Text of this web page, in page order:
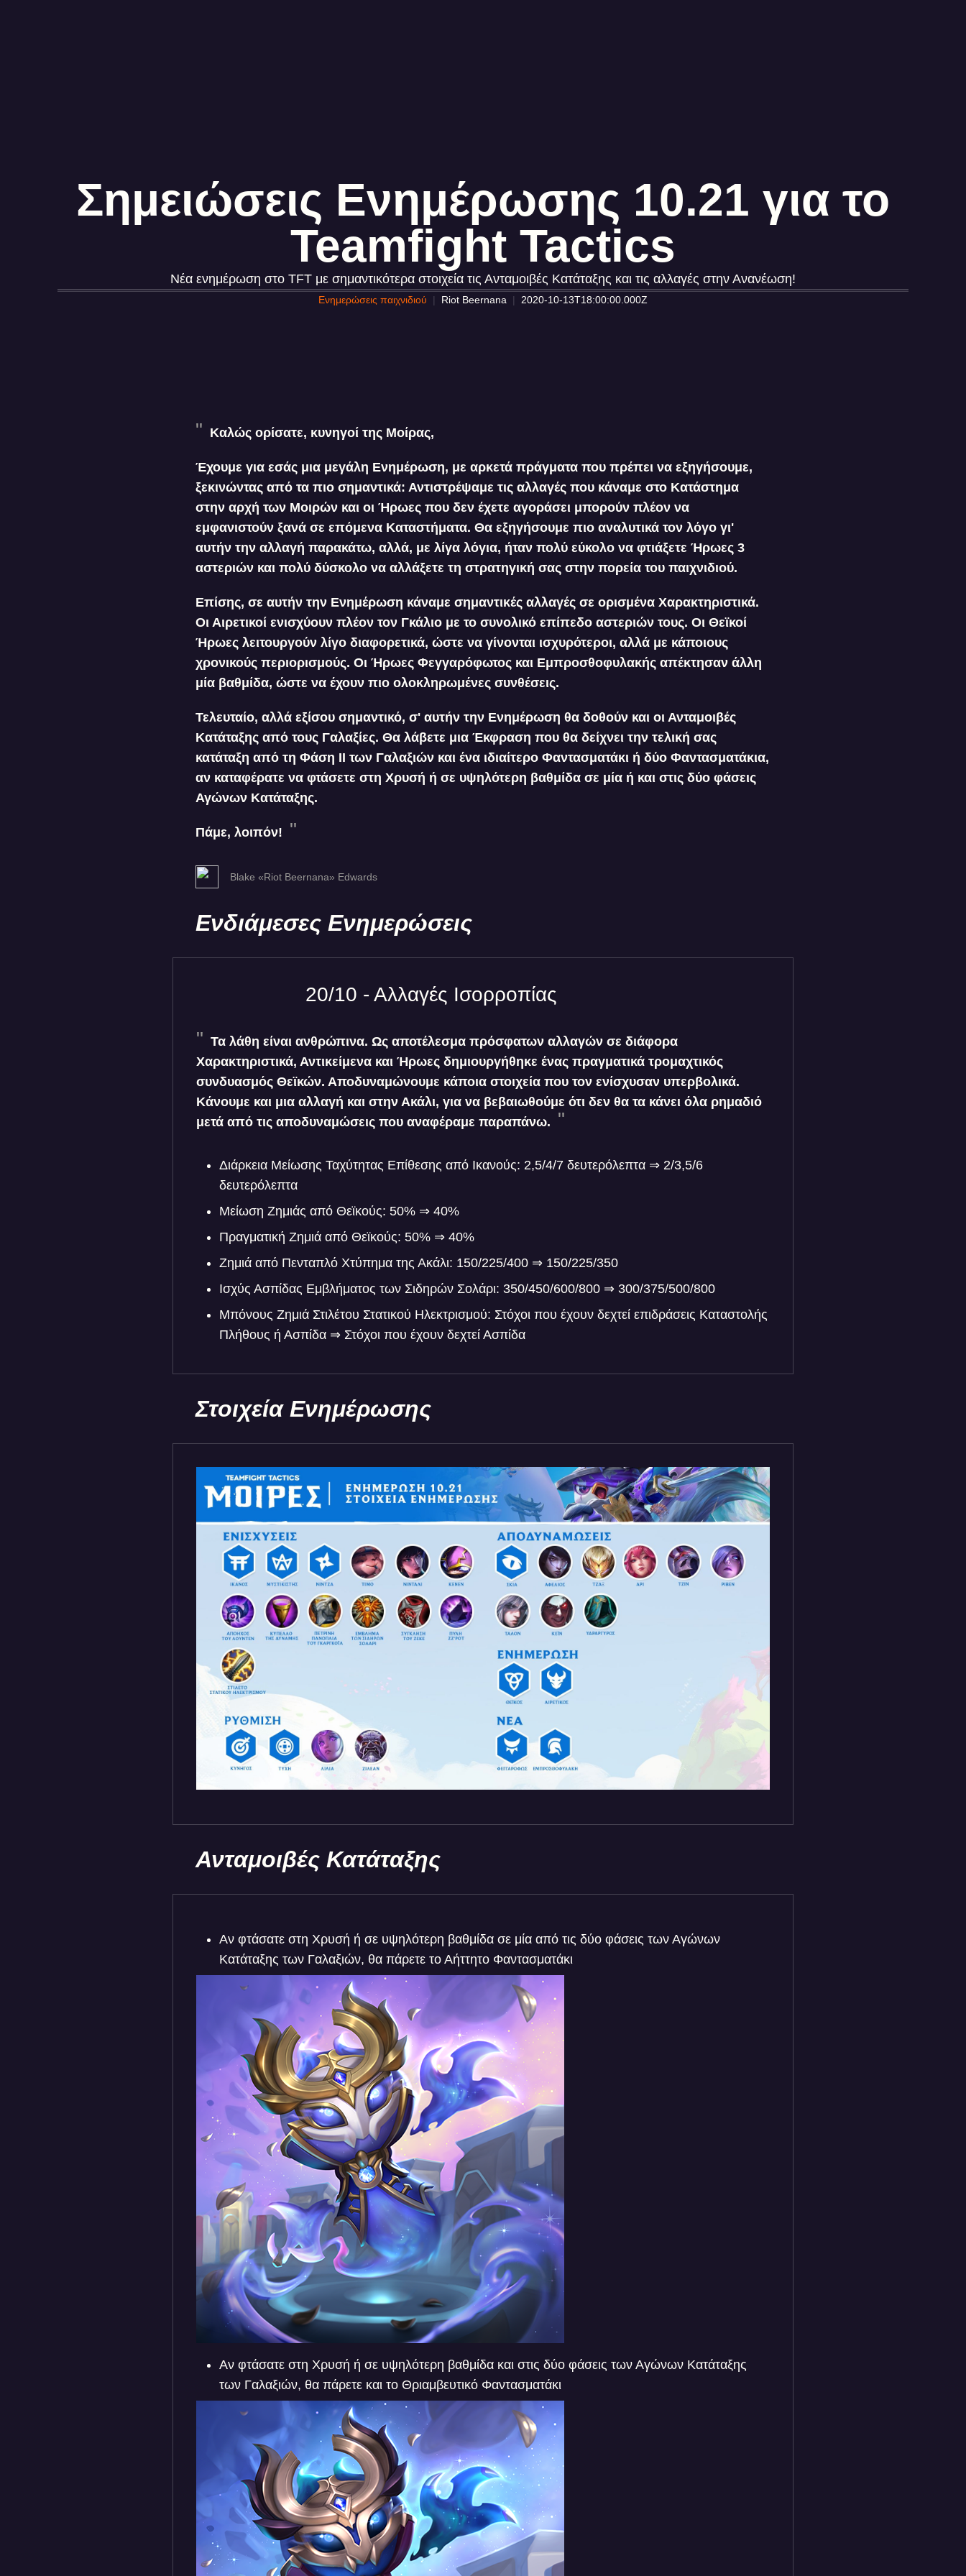
Σημειώσεις Ενημέρωσης 10.21 για το
Teamfight Tactics
Νέα ενημέρωση στο TFT με σημαντικότερα στοιχεία τις Ανταμοιβές Κατάταξης και τις αλλαγές στην Ανανέωση!
Ενημερώσεις παιχνιδιού Riot Beernana 2020-10-13T18:00:00.000Z
Καλώς ορίσατε, κυνηγοί της Μοίρας,
Έχουμε για εσάς μια μεγάλη Ενημέρωση, με αρκετά πράγματα που πρέπει να εξηγήσουμε,
ξεκινώντας από τα πιο σημαντικά: Αντιστρέψαμε τις αλλαγές που κάναμε στο Κατάστημα
στην αρχή των Μοιρών και οι Ήρωες που δεν έχετε αγοράσει μπορούν πλέον να
εμφανιστούν ξανά σε επόμενα Καταστήματα. Θα εξηγήσουμε πιο αναλυτικά τον λόγο γι'
αυτήν την αλλαγή παρακάτω, αλλά, με λίγα λόγια, ήταν πολύ εύκολο να φτιάξετε Ήρωες 3
αστεριών και πολύ δύσκολο να αλλάξετε τη στρατηγική σας στην πορεία του παιχνιδιού.
Επίσης, σε αυτήν την Ενημέρωση κάναμε σημαντικές αλλαγές σε ορισμένα Χαρακτηριστικά.
Οι Αιρετικοί ενισχύουν πλέον τον Γκάλιο με το συνολικό επίπεδο αστεριών τους. Οι Θεϊκοί
Ήρωες λειτουργούν λίγο διαφορετικά, ώστε να γίνονται ισχυρότεροι, αλλά με κάποιους
χρονικούς περιορισμούς. Οι Ήρωες Φεγγαρόφωτος και Εμπροσθοφυλακής απέκτησαν άλλη
μία βαθμίδα, ώστε να έχουν πιο ολοκληρωμένες συνθέσεις.
Τελευταίο, αλλά εξίσου σημαντικό, σ' αυτήν την Ενημέρωση θα δοθούν και οι Ανταμοιβές
Κατάταξης από τους Γαλαξίες. Θα λάβετε μια Έκφραση που θα δείχνει την τελική σας
κατάταξη από τη Φάση ΙΙ των Γαλαξιών και ένα ιδιαίτερο Φαντασματάκι ή δύο Φαντασματάκια,
αν καταφέρατε να φτάσετε στη Χρυσή ή σε υψηλότερη βαθμίδα σε μία ή και στις δύο φάσεις
Αγώνων Κατάταξης.
Πάμε, λοιπόν!
Blake «Riot Beernana» Edwards
Ενδιάμεσες Ενημερώσεις
20/10 - Αλλαγές Ισορροπίας
Τα λάθη είναι ανθρώπινα. Ως αποτέλεσμα πρόσφατων αλλαγών σε διάφορα
Χαρακτηριστικά, Αντικείμενα και Ήρωες δημιουργήθηκε ένας πραγματικά τρομαχτικός
συνδυασμός Θεϊκών. Αποδυναμώνουμε κάποια στοιχεία που τον ενίσχυσαν υπερβολικά.
Κάνουμε και μια αλλαγή και στην Ακάλι, για να βεβαιωθούμε ότι δεν θα τα κάνει όλα ρημαδιό
μετά από τις αποδυναμώσεις που αναφέραμε παραπάνω.
Διάρκεια Μείωσης Ταχύτητας Επίθεσης από Ικανούς: 2,5/4/7 δευτερόλεπτα ⇒ 2/3,5/6
δευτερόλεπτα
Μείωση Ζημιάς από Θεϊκούς: 50% ⇒ 40%
Πραγματική Ζημιά από Θεϊκούς: 50% ⇒ 40%
Ζημιά από Πενταπλό Χτύπημα της Ακάλι: 150/225/400 ⇒ 150/225/350
Ισχύς Ασπίδας Εμβλήματος των Σιδηρών Σολάρι: 350/450/600/800 ⇒ 300/375/500/800
Μπόνους Ζημιά Στιλέτου Στατικού Ηλεκτρισμού: Στόχοι που έχουν δεχτεί επιδράσεις Καταστολής
Πλήθους ή Ασπίδα ⇒ Στόχοι που έχουν δεχτεί Ασπίδα
Στοιχεία Ενημέρωσης
Ανταμοιβές Κατάταξης
Αν φτάσατε στη Χρυσή ή σε υψηλότερη βαθμίδα σε μία από τις δύο φάσεις των Αγώνων
Κατάταξης των Γαλαξιών, θα πάρετε το Αήττητο Φαντασματάκι
Αν φτάσατε στη Χρυσή ή σε υψηλότερη βαθμίδα και στις δύο φάσεις των Αγώνων Κατάταξης
των Γαλαξιών, θα πάρετε και το Θριαμβευτικό Φαντασματάκι